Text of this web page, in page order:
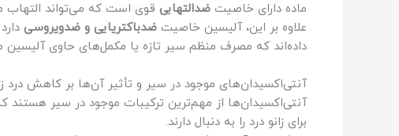
ماده دارای خاصیت ضدالتهابی قوی است که می‌تواند التهاب
علاوه بر این، آلیسین خاصیت ضدباکتریایی و ضدویروسی
داده‌اند که مصرف منظم سیر تازه یا مکمل‌های حاوی آلیسین
آنتی‌اکسیدان‌های موجود در سیر و تأثیر آن‌ها بر کاهش درد
آنتی‌اکسیدان‌ها از مهم‌ترین ترکیبات موجود در سیر هستند
برای زانو درد را به دنبال دارند.